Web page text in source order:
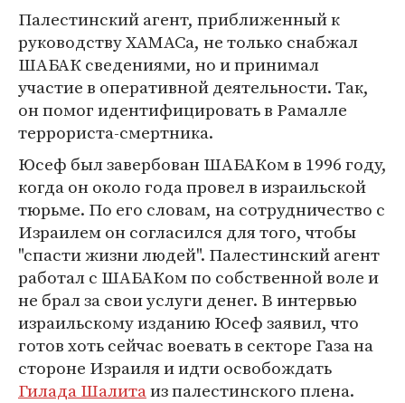
Палестинский агент, приближенный к
руководству ХАМАСа, не только снабжал
ШАБАК сведениями, но и принимал
участие в оперативной деятельности. Так,
он помог идентифицировать в Рамалле
террориста-смертника.
Юсеф был завербован ШАБАКом в 1996 году,
когда он около года провел в израильской
тюрьме. По его словам, на сотрудничество с
Израилем он согласился для того, чтобы
"спасти жизни людей". Палестинский агент
работал с ШАБАКом по собственной воле и
не брал за свои услуги денег. В интервью
израильскому изданию Юсеф заявил, что
готов хоть сейчас воевать в секторе Газа на
стороне Израиля и идти освобождать
Гилада Шалитаиз палестинского плена.